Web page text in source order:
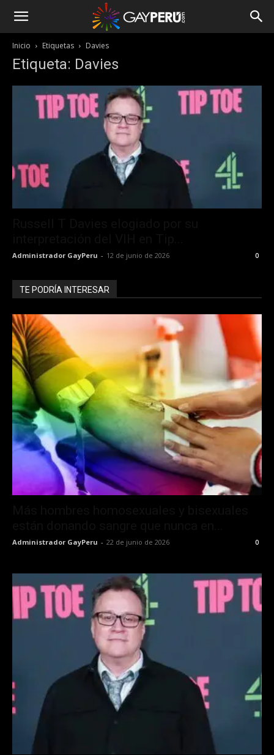
Inicio Etiquetas Davies
Etiqueta: Davies
Administrador GayPeru - 12 de junio de 2026 0
TE PODRÍA INTERESAR
Administrador GayPeru - 22 de junio de 2026 0